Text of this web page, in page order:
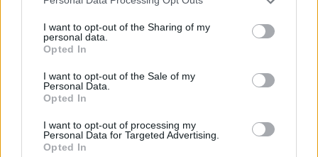
not limited to your visit or usage behaviour. You may click to
grant or deny consent to Google and its third-party tags to
use your data for below specified purposes in below Google
consent section.
I want to opt-out of the Sharing of my
personal data.
Opted In
I want to opt-out of the Sale of my
Personal Data.
Opted In
I want to opt-out of processing my
Personal Data for Targeted Advertising.
Opted In
b
o
o
k
te
r
re
st
s
A
p
re
Prossimo articolo
Incendi, a San Pasquale arriva il Campo Base:
l’inaugurazione